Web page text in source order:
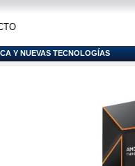
Y NUEVAS TECNOLOGÍAS